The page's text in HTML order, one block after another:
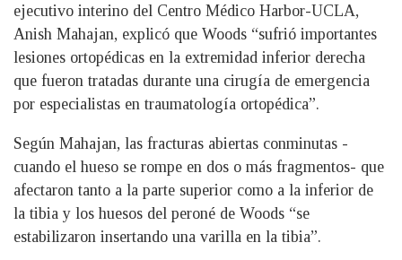
ejecutivo interino del Centro Médico Harbor-UCLA,
Anish Mahajan, explicó que Woods “sufrió importantes
lesiones ortopédicas en la extremidad inferior derecha
que fueron tratadas durante una cirugía de emergencia
por especialistas en traumatología ortopédica”.
Según Mahajan, las fracturas abiertas conminutas -
cuando el hueso se rompe en dos o más fragmentos- que
afectaron tanto a la parte superior como a la inferior de
la tibia y los huesos del peroné de Woods “se
estabilizaron insertando una varilla en la tibia”.